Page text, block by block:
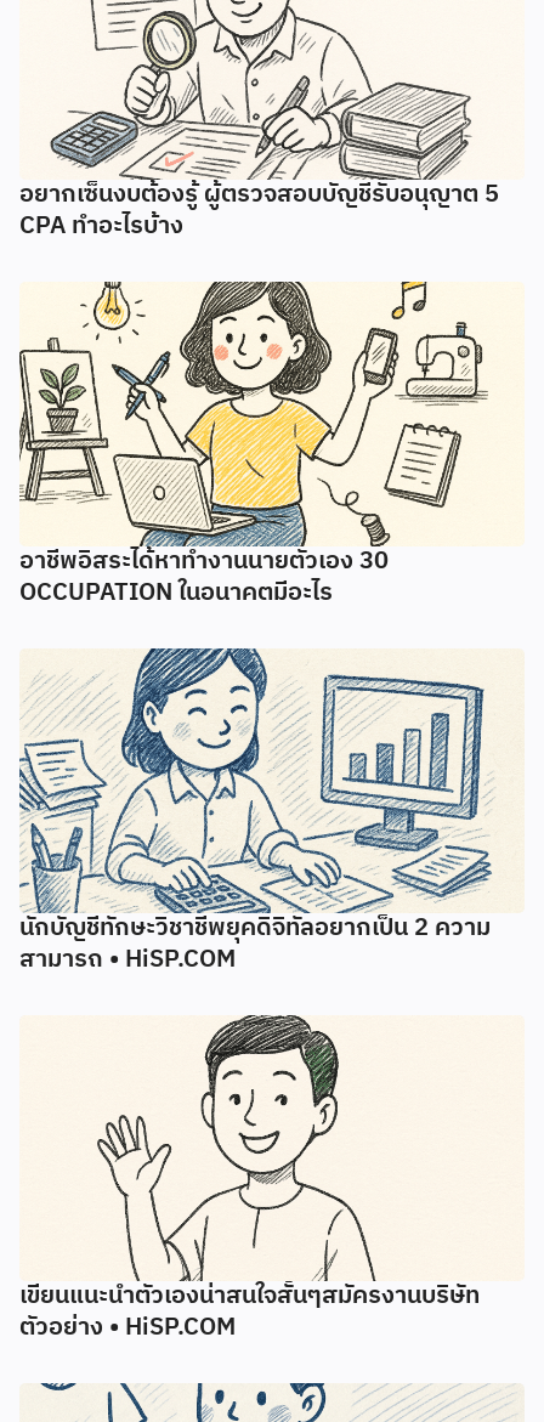
อยากเซ็นงบต้องรู้ ผู้ตรวจสอบบัญชีรับอนุญาต 5
CPA ทําอะไรบ้าง
อาชีพอิสระได้หาทำงานนายตัวเอง 30
OCCUPATION ในอนาคตมีอะไร
นักบัญชีทักษะวิชาชีพยุคดิจิทัลอยากเป็น 2 ความ
สามารถ • HiSP.COM
เขียนแนะนำตัวเองน่าสนใจสั้นๆสมัครงานบริษัท
ตัวอย่าง • HiSP.COM